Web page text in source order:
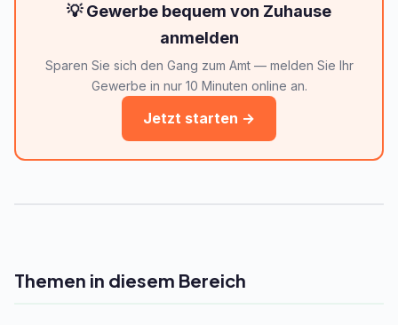
💡 Gewerbe bequem von Zuhause
anmelden
Sparen Sie sich den Gang zum Amt — melden Sie Ihr
Gewerbe in nur 10 Minuten online an.
Jetzt starten →
Themen in diesem Bereich